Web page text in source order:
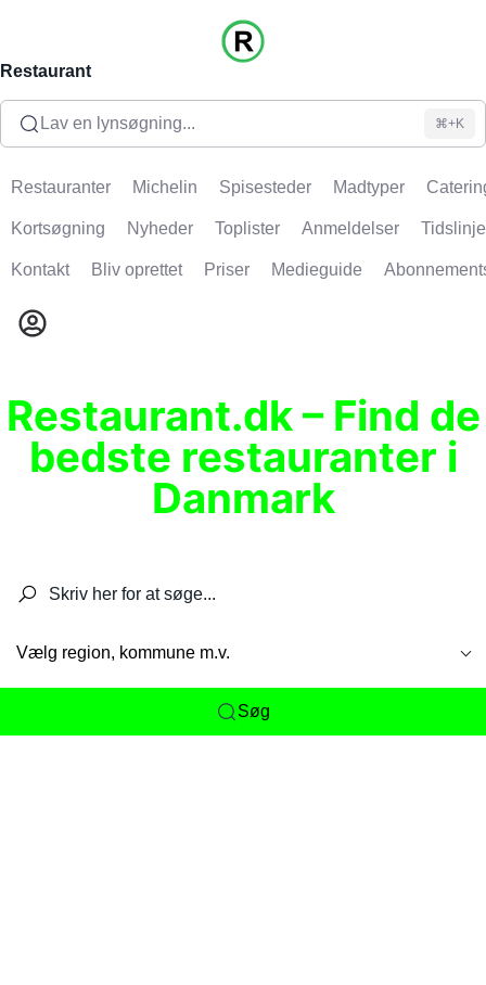
Restaurant
Lav en lynsøgning... ⌘+K
Restauranter Michelin Spisesteder Madtyper
Kortsøgning Nyheder Toplister Anmeldelser Tidslinje
Kontakt Bliv oprettet Priser Medieguide
Restaurant.dk – Find de
bedste restauranter i
Danmark
Vælg region, kommune m.v.
Søg